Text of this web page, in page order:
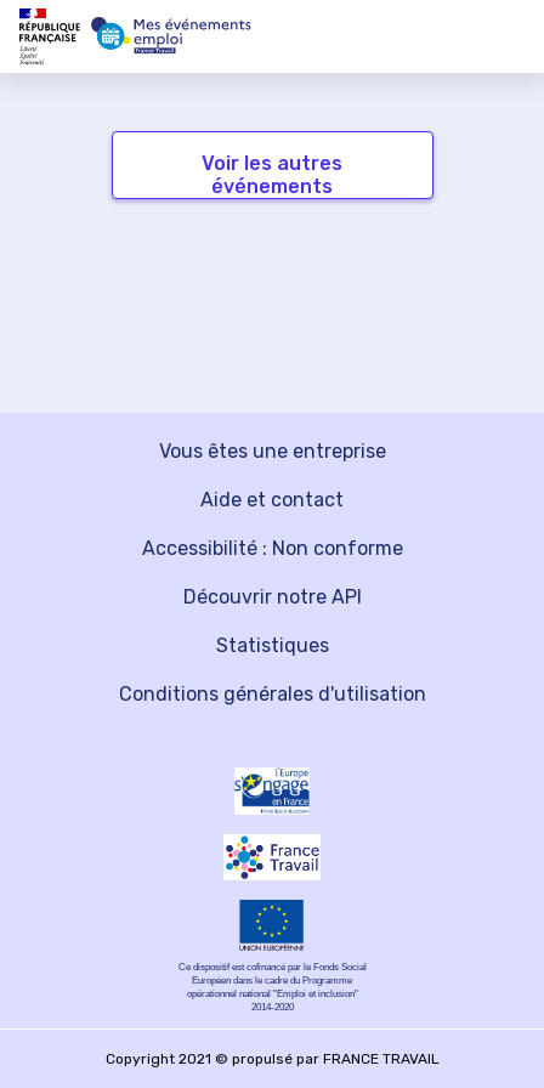
Voir les autres
événements
Vous êtes une entreprise
Découvrir notre API
Aide et contact
Statistiques
Accessibilité : Non conforme
Conditions générales d'utilisation
Ce dispositif est cofinancé par le Fonds Social
Européen dans le cadre du Programme
opérationnel national "Emploi et inclusion"
2014-2020
Copyright 2021 © propulsé par FRANCE TRAVAIL